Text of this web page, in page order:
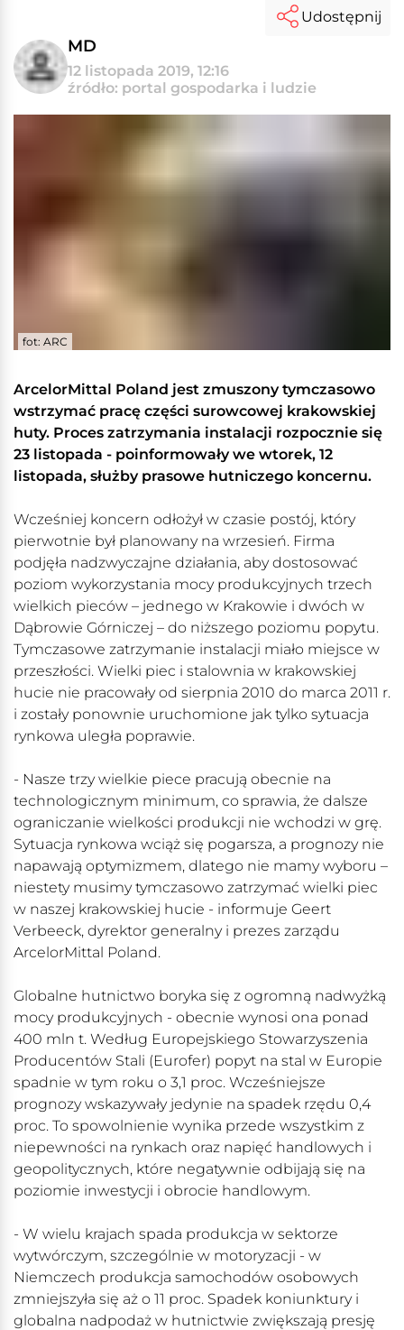
MD
12 listopada 2019, 12:16
źródło: portal gospodarka i ludzie
Udostępnij
fot: ARC
ArcelorMittal Poland jest zmuszony tymczasowo
wstrzymać pracę części surowcowej krakowskiej
huty. Proces zatrzymania instalacji rozpocznie się
23 listopada - poinformowały we wtorek, 12
listopada, służby prasowe hutniczego koncernu.
Wcześniej koncern odłożył w czasie postój, który
pierwotnie był planowany na wrzesień. Firma
podjęła nadzwyczajne działania, aby dostosować
poziom wykorzystania mocy produkcyjnych trzech
wielkich pieców – jednego w Krakowie i dwóch w
Dąbrowie Górniczej – do niższego poziomu popytu.
Tymczasowe zatrzymanie instalacji miało miejsce w
przeszłości. Wielki piec i stalownia w krakowskiej
hucie nie pracowały od sierpnia 2010 do marca 2011 r.
i zostały ponownie uruchomione jak tylko sytuacja
rynkowa uległa poprawie.
- Nasze trzy wielkie piece pracują obecnie na
technologicznym minimum, co sprawia, że dalsze
ograniczanie wielkości produkcji nie wchodzi w grę.
Sytuacja rynkowa wciąż się pogarsza, a prognozy nie
napawają optymizmem, dlatego nie mamy wyboru –
niestety musimy tymczasowo zatrzymać wielki piec
w naszej krakowskiej hucie - informuje Geert
Verbeeck, dyrektor generalny i prezes zarządu
ArcelorMittal Poland.
Globalne hutnictwo boryka się z ogromną nadwyżką
mocy produkcyjnych - obecnie wynosi ona ponad
400 mln t. Według Europejskiego Stowarzyszenia
Producentów Stali (Eurofer) popyt na stal w Europie
spadnie w tym roku o 3,1 proc. Wcześniejsze
prognozy wskazywały jedynie na spadek rzędu 0,4
proc. To spowolnienie wynika przede wszystkim z
niepewności na rynkach oraz napięć handlowych i
geopolitycznych, które negatywnie odbijają się na
poziomie inwestycji i obrocie handlowym.
- W wielu krajach spada produkcja w sektorze
wytwórczym, szczególnie w motoryzacji - w
Niemczech produkcja samochodów osobowych
zmniejszyła się aż o 11 proc. Spadek koniunktury i
globalna nadpodaż w hutnictwie zwiększają presję